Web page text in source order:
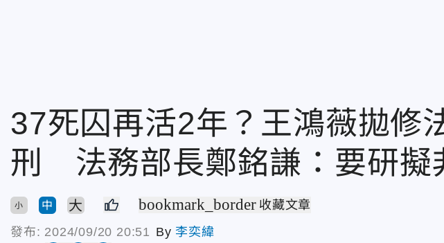
37死囚再活2年？王鴻薇拋修
刑 法務部長鄭銘謙：要研擬
小 中 大 bookmark_border 收藏文章
發布: 2024/09/20 20:51 By 李奕緯